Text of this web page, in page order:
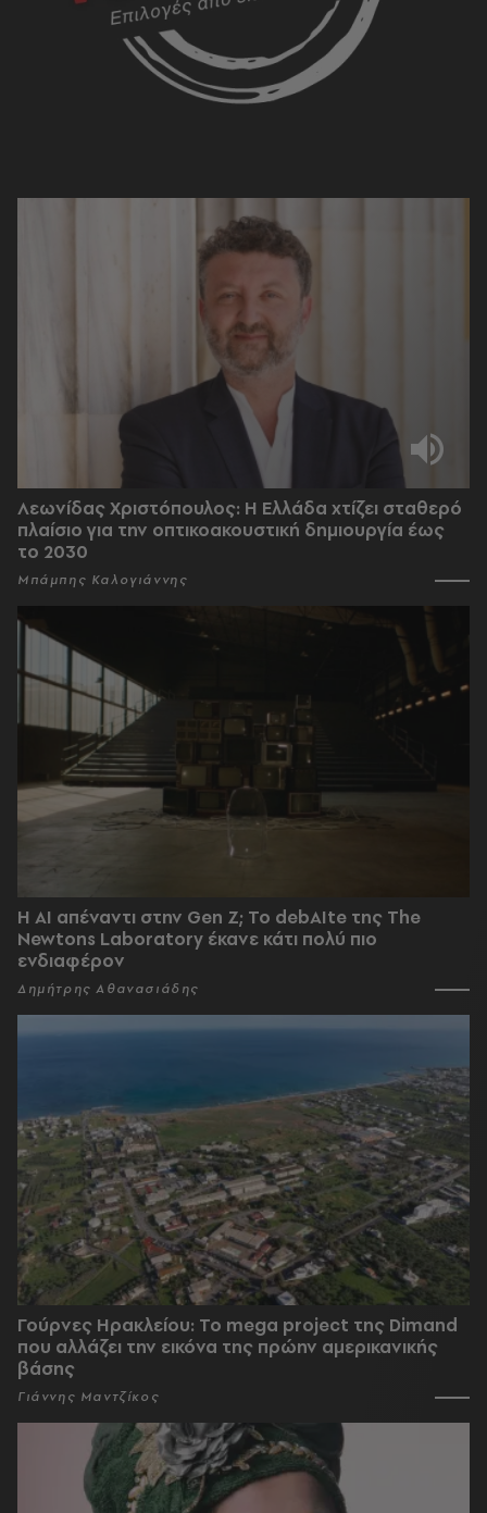
Λεωνίδας Χριστόπουλος: Η Ελλάδα χτίζει σταθερό
πλαίσιο για την οπτικοακουστική δημιουργία έως
το 2030
Μπάμπης Καλογιάννης
Η AI απέναντι στην Gen Z; Το debAIte της The
Newtons Laboratory έκανε κάτι πολύ πιο
ενδιαφέρον
Δημήτρης Αθανασιάδης
Γούρνες Ηρακλείου: To mega project της Dimand
που αλλάζει την εικόνα της πρώην αμερικανικής
βάσης
Γιάννης Μαντζίκος